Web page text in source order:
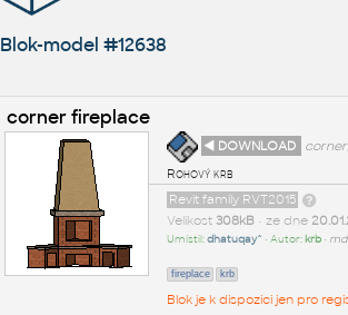
Blok-model #12638
corner fireplace
◄ DOWNLOAD
Rohový krb
Revit family RVT2015
Velikost 308kB• ze dne
Umístil:dhatuqay^ • Autor: krb•
fireplace krb
Blok je k dispozici jen pro